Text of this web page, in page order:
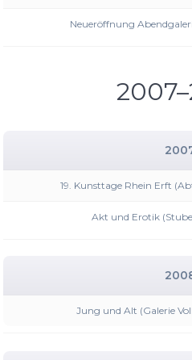
Neueröffnung
19. Kunsttage Rhein Erft
Akt und Erotik
Jung und Alt (Galerie